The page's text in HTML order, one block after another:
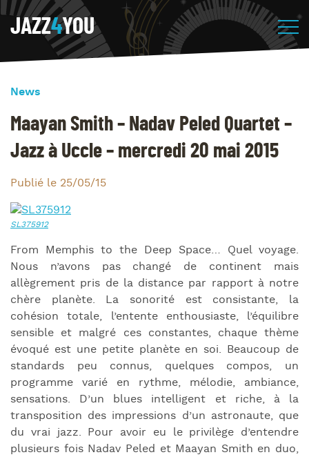
JAZZ4YOU
News
Maayan Smith – Nadav Peled Quartet –
Jazz à Uccle – mercredi 20 mai 2015
Publié le 25/05/15
From Memphis to the Deep Space… Quel voyage.
Nous n’avons pas changé de continent mais
allègrement pris de la distance par rapport à notre
chère planète. La sonorité est consistante, la
cohésion totale, l’entente enthousiaste, l’équilibre
sensible et malgré ces constantes, chaque thème
évoqué est une petite planète en soi. Beaucoup de
standards peu connus, quelques compos, un
programme varié en rythme, mélodie, ambiance,
sensations. D’un blues intelligent et riche, à la
transposition des impressions d’un astronaute, que
du vrai jazz. Pour avoir eu le privilège d’entendre
plusieurs fois Nadav Peled et Maayan Smith en duo,